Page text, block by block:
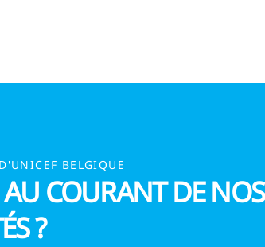
BELGIQUE
AU COURANT DE NOS
?